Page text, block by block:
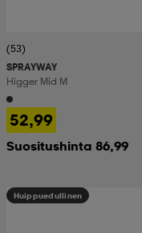
(53)
SPRAYWAY
Higger Mid M
52,99
Suositushinta 86,99
Huippuedullinen